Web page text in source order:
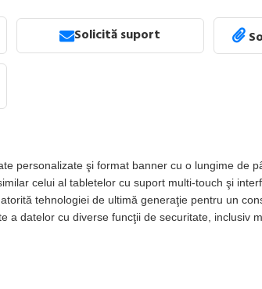
Solicită suport
personalizate şi format banner cu o lungime de
celui al tabletelor cu suport multi-touch şi
tehnologiei de ultimă generaţie pentru un
a datelor cu diverse funcţii de securitate,